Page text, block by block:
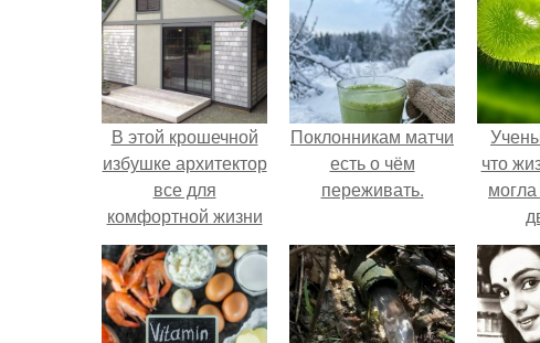
В этой крошечной
избушке архитектор
все для
комфортной жизни
создал.
Поклонникам матчи
есть о чём
переживать.
что